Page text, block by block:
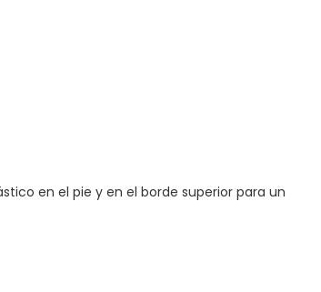
en el pie y en el borde superior para un